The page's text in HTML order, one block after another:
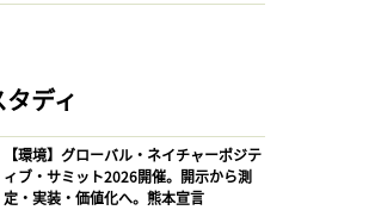
ディ
【環境】グローバル・ネイチャーポジテ
ィブ・サミット2026開催。開示から測
定・実装・価値化へ。熊本宣言